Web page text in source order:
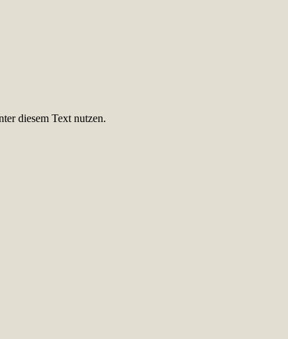
diesem Text nutzen.